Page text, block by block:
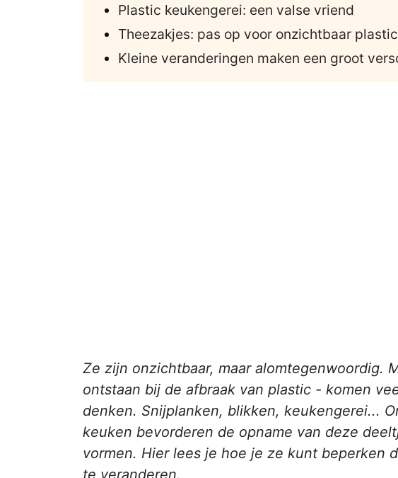
Plastic keukengerei: een valse vriend
Theezakjes: pas op voor onzichtbaar plastic
Kleine veranderingen maken een groot
Ze zijn onzichtbaar, maar alomtegenwoordig.
ontstaan bij de afbraak van plastic - komen
denken. Snijplanken, blikken, keukengerei...
keuken bevorderen de opname van deze
vormen. Hier lees je hoe je ze kunt beperken
te veranderen.